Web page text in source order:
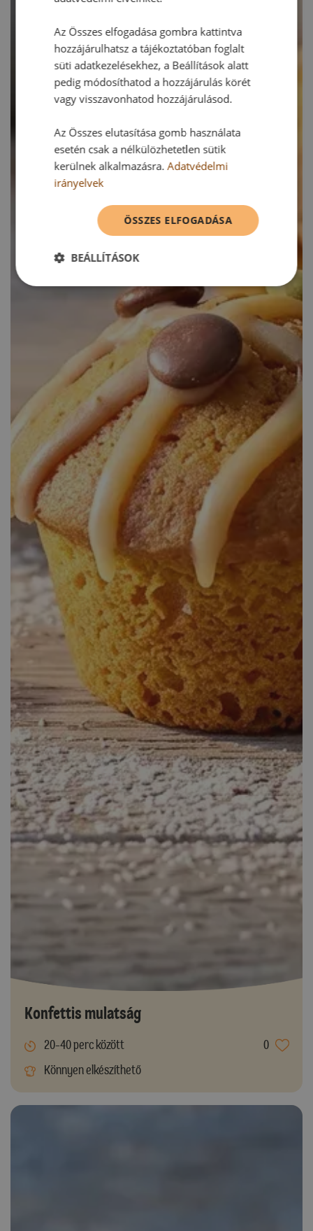
Konfettis mulatság
20-40 perc között
0
Könnyen elkészíthető
Az Összes elfogadása gombra kattintva
hozzájárulhatsz a tájékoztatóban foglalt
süti adatkezelésekhez, a Beállítások alatt
pedig módosíthatod a hozzájárulás körét
vagy visszavonhatod hozzájárulásod.
Az Összes elutasítása gomb használata
esetén csak a nélkülözhetetlen sütik
kerülnek alkalmazásra.Adatvédelmi
irányelvek
ÖSSZES ELFOGADÁSA
BEÁLLÍTÁSOK